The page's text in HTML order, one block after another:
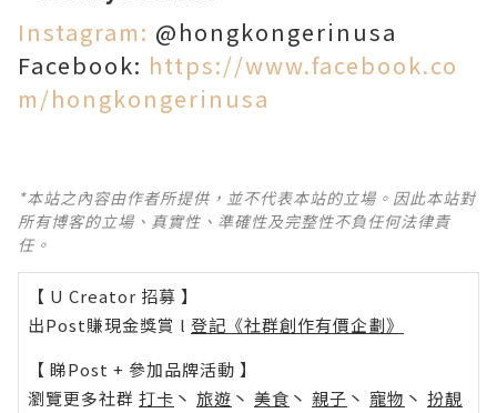
Instagram: @hongkongerinusa
Facebook: https://www.facebook.co
m/hongkongerinusa
*本站之內容由作者所提供，並不代表本站的立場。因此本站對
所有博客的立場、真實性、準確性及完整性不負任何法律責
任。
【 U Creator 招募 】
出Post賺現金獎賞 l 登記《社群創作有價企劃》
【 睇Post + 參加品牌活動 】
瀏覽更多社群 打卡 丶 旅遊 丶 美食 丶 親子 丶 寵物 丶 扮靚